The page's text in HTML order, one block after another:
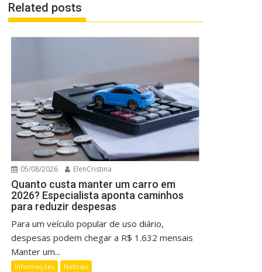
Related posts
05/08/2026 ElenCristina
Quanto custa manter um carro em
2026? Especialista aponta caminhos
para reduzir despesas
Para um veículo popular de uso diário,
despesas podem chegar a R$ 1.632 mensais
Manter um...
Informações Notícias